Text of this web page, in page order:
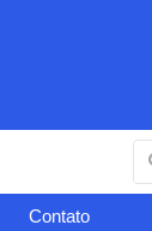
Contato